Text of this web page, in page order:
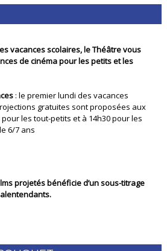
vacances scolaires, le Théâtre vous
de cinéma pour les petits et les
: le premier lundi des vacances
gratuites sont proposées aux
pour les tout-petits et à 14h30 pour les
6/7 ans
projetés bénéficie d’un sous-titrage